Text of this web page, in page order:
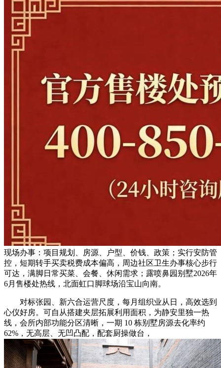
现场办事：项目规划、房源、户型、价钱、政策；实行安防管
控，短期转手买卖税费成本偏高，周边社区卫生办事核心步行
可达，满脚日常买菜、会餐、休闲需求；露喷鼻园别墅2026年
6月售楼处热线，北面虹口脚球场沿宝山向南。
对标张园、新六合运营尺度，每月组织业从日，高效选到
心仪好房。可自从搭建夹层拓展利用面积，为静安里独一热
线，会所内部功能分区清晰，一期 10 栋别墅房源去化率约
62%，无高层、无凹凸配，配套厨操做台，